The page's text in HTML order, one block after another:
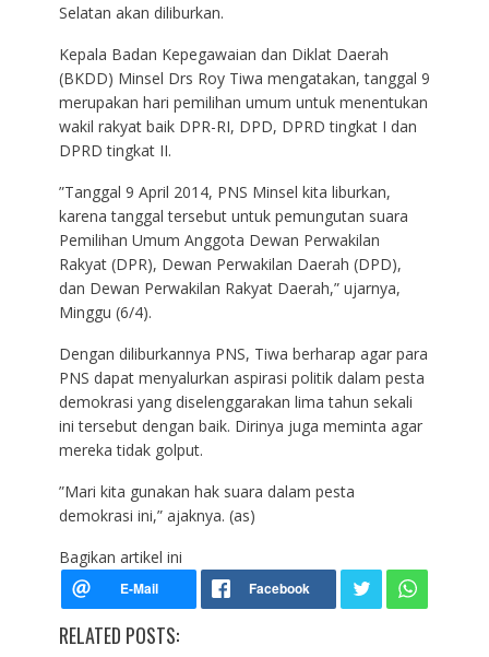
Selatan akan diliburkan.
Kepala Badan Kepegawaian dan Diklat Daerah
(BKDD) Minsel Drs Roy Tiwa mengatakan, tanggal 9
merupakan hari pemilihan umum untuk menentukan
wakil rakyat baik DPR-RI, DPD, DPRD tingkat I dan
DPRD tingkat II.
”Tanggal 9 April 2014, PNS Minsel kita liburkan,
karena tanggal tersebut untuk pemungutan suara
Pemilihan Umum Anggota Dewan Perwakilan
Rakyat (DPR), Dewan Perwakilan Daerah (DPD),
dan Dewan Perwakilan Rakyat Daerah,” ujarnya,
Minggu (6/4).
Dengan diliburkannya PNS, Tiwa berharap agar para
PNS dapat menyalurkan aspirasi politik dalam pesta
demokrasi yang diselenggarakan lima tahun sekali
ini tersebut dengan baik. Dirinya juga meminta agar
mereka tidak golput.
”Mari kita gunakan hak suara dalam pesta
demokrasi ini,” ajaknya. (as)
Bagikan artikel ini
RELATED POSTS: